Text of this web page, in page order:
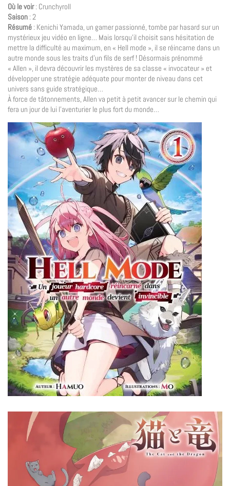
Où le voir: Crunchyroll
Saison : 2
Résumé : Kenichi Yamada, un gamer passionné, tombe par hasard sur un
mystérieux jeu vidéo en ligne… Mais lorsqu’il choisit sans hésitation de
mettre la difficulté au maximum, en « Hell mode », il se réincarne dans un
autre monde sous les traits d’un fils de serf ! Désormais prénommé
« Allen », il devra découvrir les mystères de sa classe « invocateur » et
développer une stratégie adéquate pour monter de niveau dans cet
univers sans guide stratégique…
À force de tâtonnements, Allen va petit à petit avancer sur le chemin qui
fera un jour de lui l’aventurier le plus fort du monde…